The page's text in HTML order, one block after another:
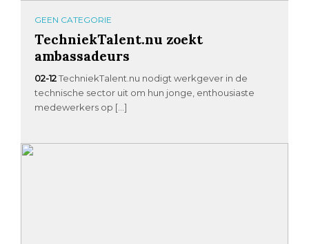
GEEN CATEGORIE
TechniekTalent.nu zoekt
ambassadeurs
02-12 TechniekTalent.nu nodigt werkgever in de
technische sector uit om hun jonge, enthousiaste
medewerkers op […]